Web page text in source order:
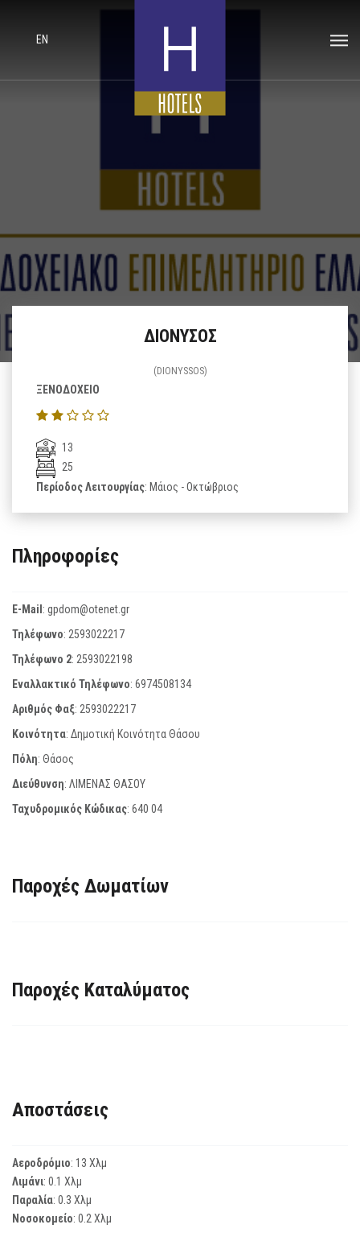
EN
ΔΙΟΝΥΣΟΣ
(DIONYSSOS)
ΞΕΝΟΔΟΧΕΙΟ
13
25
Περίοδος Λειτουργίας: Μάιος - Οκτώβριος
Πληροφορίες
E-Mail: gpdom@otenet.gr
Τηλέφωνο: 2593022217
Τηλέφωνο 2: 2593022198
Εναλλακτικό Τηλέφωνο: 6974508134
Αριθμός Φαξ: 2593022217
Κοινότητα: Δημοτική Κοινότητα Θάσου
Πόλη: Θάσος
Διεύθυνση: ΛΙΜΕΝΑΣ ΘΑΣΟΥ
Ταχυδρομικός Κώδικας: 640 04
Παροχές Δωματίων
Παροχές Καταλύματος
Αποστάσεις
Αεροδρόμιο: 13 Χλμ
Λιμάνι: 0.1 Χλμ
Παραλία: 0.3 Χλμ
Νοσοκομείο: 0.2 Χλμ